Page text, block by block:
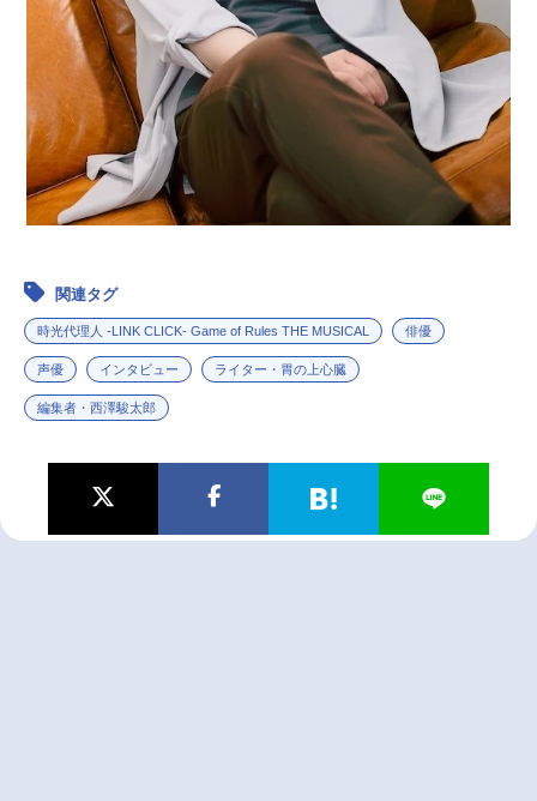
関連タグ
時光代理人 -LINK CLICK- Game of Rules THE MUSICAL 俳優
声優 インタビュー ライター・胃の上心臓
編集者・西澤駿太郎